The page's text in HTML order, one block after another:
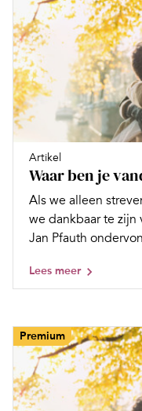
Artikel
Waar ben je
Als we alleen
we dankbaar te zijn
Jan Pfauth
Lees meer
Premium